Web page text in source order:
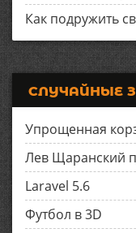
Как подружить
СЛУЧАЙНЫЕ
Упрощенная
Лев Щаранский
Laravel 5.6
Футбол в 3D